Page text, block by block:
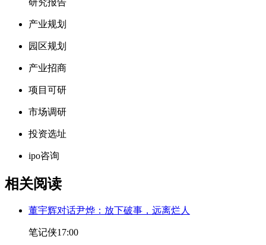
产业规划
园区规划
产业招商
项目可研
市场调研
投资选址
ipo咨询
相关阅读
董宇辉对话尹烨：放下破事，远离烂人
笔记侠17:00